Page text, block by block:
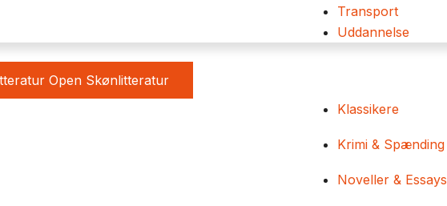
Transport
Uddannelse
Open Skønlitteratur
Klassikere
Krimi & Spænding
Noveller & Essays